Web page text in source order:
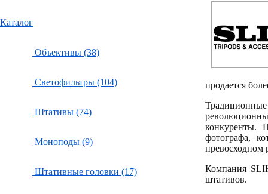
Каталог
Объективы (38)
Светофильтры (104)
Штативы (74)
Моноподы (9)
Штативные головки (17)
продается
конкуренты.
фотографа,
превосходном
Компания
штативов.